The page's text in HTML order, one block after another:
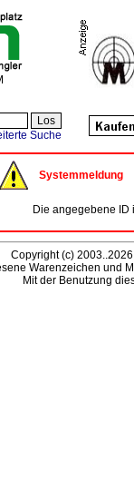
Suche
Systemmeldung
Die angegebene ID
Copyright (c)
Warenzeichen und
Mit der Benutzung